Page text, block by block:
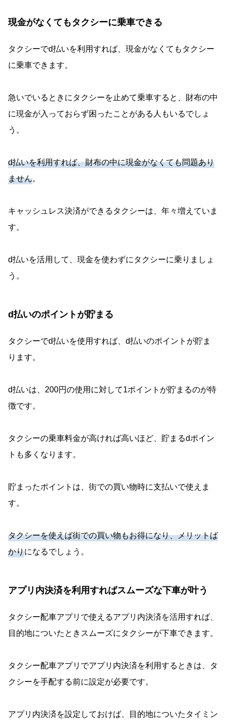
現金がなくてもタクシーに乗車できる
タクシーでd払いを利用すれば、現金がなくてもタクシー
に乗車できます。
急いでいるときにタクシーを止めて乗車すると、財布の中
に現金が入っておらず困ったことがある人もいるでしょ
う。
d払いを利用すれば、財布の中に現金がなくても問題あり
ません。
キャッシュレス決済ができるタクシーは、年々増えていま
す。
d払いを活用して、現金を使わずにタクシーに乗りましょ
う。
d払いのポイントが貯まる
タクシーでd払いを使用すれば、d払いのポイントが貯ま
ります。
d払いは、200円の使用に対して1ポイントが貯まるのが特
徴です。
タクシーの乗車料金が高ければ高いほど、貯まるdポイン
トも多くなります。
貯まったポイントは、街での買い物時に支払いで使えま
す。
タクシーを使えば街での買い物もお得になり、メリットば
かりになるでしょう。
アプリ内決済を利用すればスムーズな下車が叶う
タクシー配車アプリで使えるアプリ内決済を活用すれば、
目的地についたときスムーズにタクシーが下車できます。
タクシー配車アプリでアプリ内決済を利用するときは、タ
クシーを手配する前に設定が必要です。
アプリ内決済を設定しておけば、目的地についたタイミン